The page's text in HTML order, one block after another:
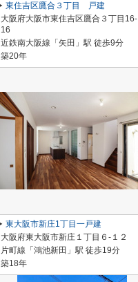
東住吉区鷹合３丁目 戸建
大阪府大阪市東住吉区鷹合３丁目16-
16
近鉄南大阪線「矢田」駅 徒歩9分
築20年
東大阪市新庄1丁目一戸建
大阪府東大阪市新庄１丁目６-１２
片町線「鴻池新田」駅 徒歩19分
築18年